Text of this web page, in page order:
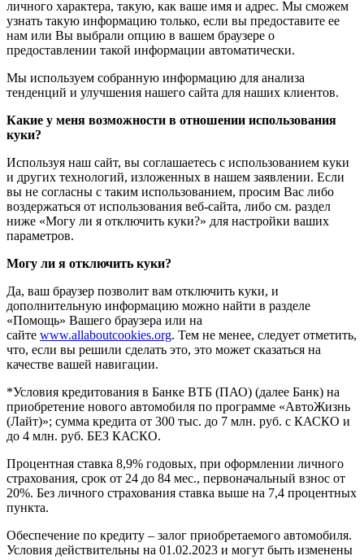
личного характера, такую, как ваше имя и адрес. Мы сможем
узнать такую информацию только, если вы предоставите ее
нам или Вы выбрали опцию в вашем браузере о
предоставлении такой информации автоматически.
Мы используем собранную информацию для анализа
тенденций и улучшения нашего сайта для наших клиентов.
Какие у меня возможности в отношении использования
куки?
Используя наш сайт, вы соглашаетесь с использованием куки
и других технологий, изложенных в нашем заявлении. Если
вы не согласны с таким использованием, просим Вас либо
воздержаться от использования веб-сайта, либо см. раздел
ниже «Могу ли я отключить куки?» для настройки ваших
параметров.
Могу ли я отключить куки?
Да, ваш браузер позволит вам отключить куки, и
дополнительную информацию можно найти в разделе
«Помощь» Вашего браузера или на
сайте www.allaboutcookies.org. Тем не менее, следует отметить,
что, если вы решили сделать это, это может сказаться на
качестве вашей навигации.
*Условия кредитования в Банке ВТБ (ПАО) (далее Банк) на
приобретение нового автомобиля по программе «АвтоЖизнь
(Лайт)»; сумма кредита от 300 тыс. до 7 млн. руб. с КАСКО и
до 4 млн. руб. БЕЗ КАСКО.
Процентная ставка 8,9% годовых, при оформлении личного
страхования, срок от 24 до 84 мес., первоначальный взнос от
20%. Без личного страхования ставка выше на 7,4 процентных
пункта.
Обеспечение по кредиту – залог приобретаемого автомобиля.
Условия действительны на 01.02.2023 и могут быть изменены